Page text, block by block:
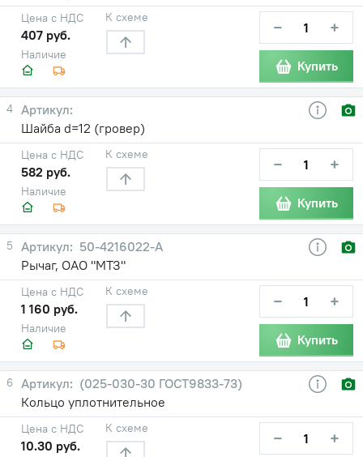
Наличие
Цена с НДС
407 руб.
К схеме − +
Купить
4
Шайба d=12 (гровер)
Наличие
Цена с НДС
582 руб.
К схеме − +
Купить
5
50-4216022-А
Рычаг, ОАО "МТЗ"
Наличие
Цена с НДС
1 160 руб.
К схеме − +
Купить
6
(025-030-30 ГОСТ9833-73)
Кольцо уплотнительное
Цена с НДС
10.30 руб.
К схеме − +